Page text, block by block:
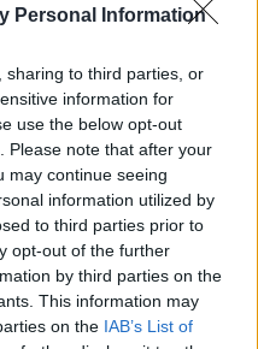
Personal Information
sharing to third parties, or
information for
use the below opt-out
Please note that after your
may continue seeing
information utilized by
to third parties prior to
opt-out of the further
by third parties on the
This information may
on the IAB’s List of
στο “Εργοστάσιο”.
μου τη βγήκε, τη
μαζί θα γεράσεις» λέει
διαβάζουμε στη